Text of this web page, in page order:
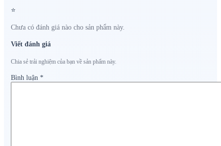
⭐
Chưa có đánh giá nào cho sản phẩm này.
Viết đánh giá
Chia sẻ trải nghiệm của bạn về sản phẩm này.
Bình luận *